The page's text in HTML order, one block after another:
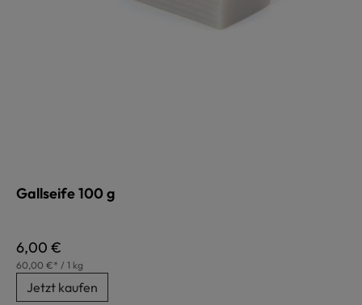
Gallseife 100 g
Regulärer Preis:
6,00 €
60,00 €* / 1 kg
Jetzt kaufen